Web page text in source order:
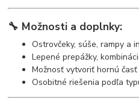
🔧 Možnosti a doplnky:
Ostrovčeky, súše, rampy a
Lepené prepážky,
Možnosť vytvoriť hornú
Osobitné riešenia podľa